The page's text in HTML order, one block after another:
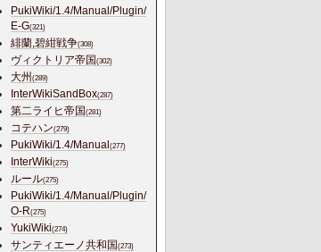
PukiWiki/1.4/Manual/Plugin/
E-G(321)
緋蘭,碧紺戦争(308)
ヴィクトリア帝国(302)
大州 (289)
InterWikiSandBox(287)
第二ライヒ帝国(281)
コテハン(279)
PukiWiki/1.4/Manual(277)
InterWiki(275)
ルール(275)
PukiWiki/1.4/Manual/Plugin/
O-R(275)
YukiWiki(274)
サンティエーノ共和国(273)